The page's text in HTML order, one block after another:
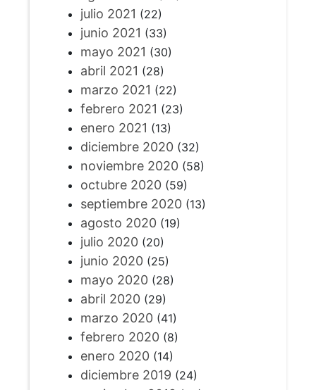
julio 2021 (22)
junio 2021 (33)
mayo 2021 (30)
abril 2021 (28)
marzo 2021 (22)
febrero 2021 (23)
enero 2021 (13)
diciembre 2020(32)
noviembre 2020(58)
octubre 2020(59)
septiembre 2020(13)
agosto 2020(19)
julio 2020(20)
junio 2020(25)
mayo 2020(28)
abril 2020(29)
marzo 2020(41)
febrero 2020(8)
enero 2020(14)
diciembre 2019 (24)